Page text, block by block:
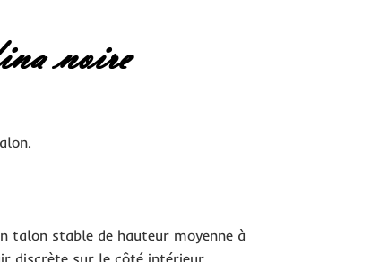
noire
talon stable de hauteur moyenne à
discrète sur le côté intérieur.